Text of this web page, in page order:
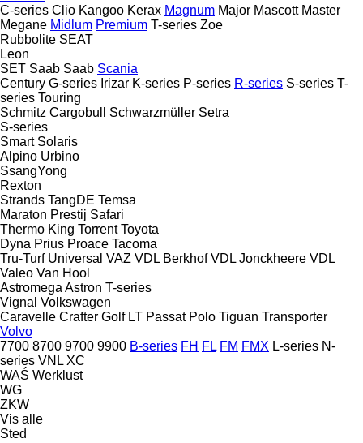
C-series Clio Kangoo Kerax Magnum Major Mascott Master
Megane Midlum Premium T-series Zoe
Rubbolite SEAT
Leon
SET Saab Saab Scania
Century G-series Irizar K-series P-series R-series S-series T-
series Touring
Schmitz Cargobull
Schwarzmüller Setra
S-series
Smart Solaris
Alpino Urbino
SsangYong
Rexton
Strands TangDE Temsa
Maraton Prestij Safari
Thermo King Torrent Toyota
Dyna Prius Proace Tacoma
Tru-Turf Universal VAZ VDL Berkhof VDL Jonckheere VDL
Valeo Van Hool
Astromega Astron T-series
Vignal Volkswagen
Caravelle Crafter Golf LT Passat Polo Tiguan Transporter
Volvo
7700 8700 9700 9900 B-series FH FL FM FMX L-series N-
series VNL XC
WAŚ Werklust
WG
ZKW
Vis alle
Sted